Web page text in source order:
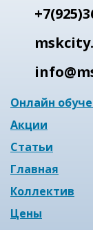
Онлайн
Акции
Статьи
Главная
Коллектив
Цены